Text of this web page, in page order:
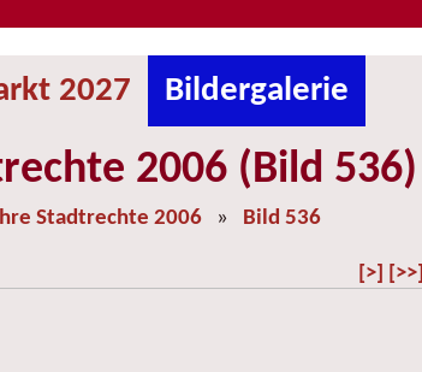
2027 Bildergalerie
2006 (Bild 536)
Stadtrechte 2006 » Bild 536
[>] [>>]